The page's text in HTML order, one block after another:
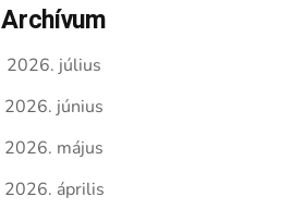
Archívum
2026. július
2026. június
2026. május
2026. április